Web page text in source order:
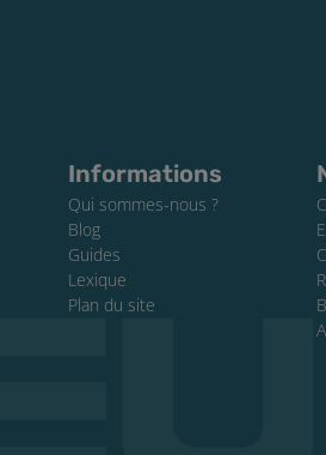
Informations
Qui sommes-nous ?
Blog
Guides
Lexique
Plan du site